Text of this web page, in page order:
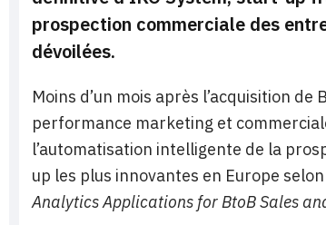
prospection commerciale des
dévoilées.
Moins d’un mois après l’acquisition
performance marketing et
l’automatisation intelligente de la
up les plus innovantes en Europe
Analytics Applications for BtoB Sales